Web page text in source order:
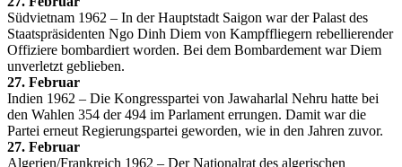
Südvietnam 1962 – In der Hauptstadt Saigon war der Palast des
Staatspräsidenten Ngo Dinh Diem von Kampffliegern rebellierender
Offiziere bombardiert worden. Bei dem Bombardement war Diem
unverletzt geblieben.
27. Februar
Indien 1962 – Die Kongresspartei von Jawaharlal Nehru hatte bei
den Wahlen 354 der 494 im Parlament errungen. Damit war die
Partei erneut Regierungspartei geworden, wie in den Jahren zuvor.
27. Februar
Algerien/Frankreich 1962 – Der Nationalrat des algerischen